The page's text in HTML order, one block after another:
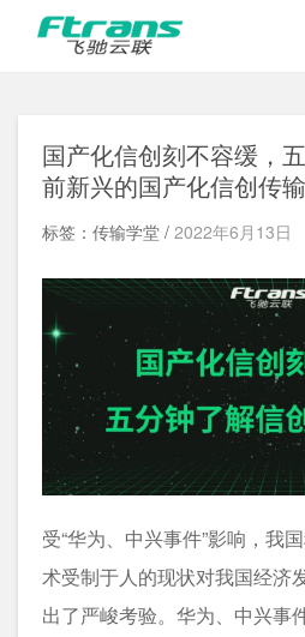
国产化信创刻不容缓，
前新兴的国产化信创传
标签：传输学堂 / 2022年6月13日
受“华为、中兴事件”影响，我
术受制于人的现状对我国经济
出了严峻考验。华为、中兴事